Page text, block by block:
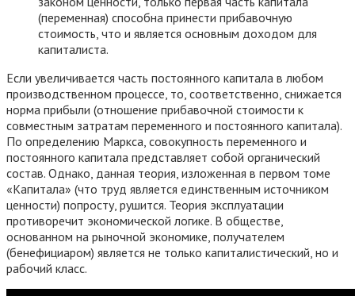
(переменная) способна принести прибавочную
стоимость, что и является основным доходом для
капиталиста.
Если увеличивается часть постоянного капитала в любом
производственном процессе, то, соответственно, снижается
норма прибыли (отношение прибавочной стоимости к
совместным затратам переменного и постоянного капитала).
По определению Маркса, совокупность переменного и
постоянного капитала представляет собой органический
состав. Однако, данная теория, изложенная в первом томе
«Капитала» (что труд является единственным источником
ценности) попросту, рушится. Теория эксплуатации
противоречит экономической логике. В обществе,
основанном на рыночной экономике, получателем
(бенефициаром) является не только капиталистический, но и
рабочий класс.